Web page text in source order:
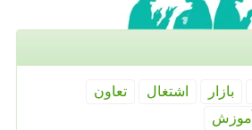
بازار اشتغال
تعاون
آموزش